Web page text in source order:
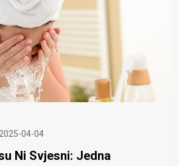
04-04
Ni Svjesni: Jedna